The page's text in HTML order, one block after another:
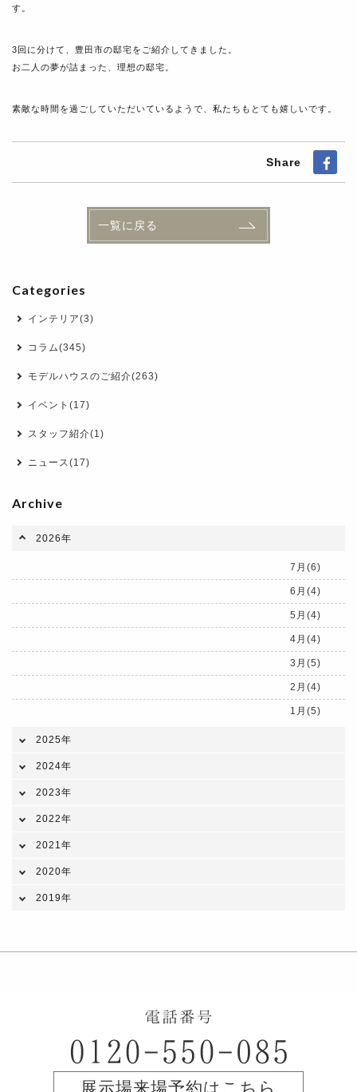
す。
3回に分けて、豊田市の邸宅をご紹介してきました。
お二人の夢が詰まった、理想の邸宅。
素敵な時間を過ごしていただいているようで、私たちもとても嬉しいです。
Share
一覧に戻る
Categories
インテリア(3)
コラム(345)
モデルハウスのご紹介(263)
イベント(17)
スタッフ紹介(1)
ニュース(17)
Archive
2026年
7月(6)
6月(4)
5月(4)
4月(4)
3月(5)
2月(4)
1月(5)
2025年
2024年
2023年
2022年
2021年
2020年
2019年